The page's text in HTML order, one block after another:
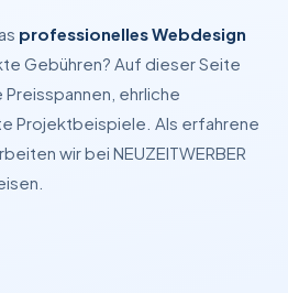
professionelles Webdesign
Gebühren? Auf dieser Seite
ehrliche
Projektbeispiele. Als erfahrene
wir bei NEUZEITWERBER